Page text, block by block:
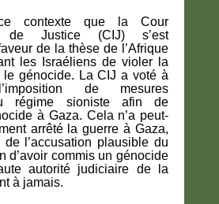
contexte que la Cour
de Justice (CIJ) s’est
de la thèse de l’Afrique
les Israéliens de violer la
le génocide. La CIJ a voté à
de mesures
régime sioniste afin de
à Gaza. Cela n’a peut-
arrêté la guerre à Gaza,
l’accusation plausible du
d’avoir commis un génocide
autorité judiciaire de la
à jamais.